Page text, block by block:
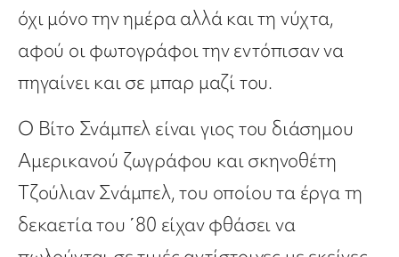
όχι μόνο την ημέρα αλλά και τη νύχτα,
αφού οι φωτογράφοι την εντόπισαν να
πηγαίνει και σε μπαρ μαζί του.
Ο Βίτο Σνάμπελ είναι γιος του διάσημου
Αμερικανού ζωγράφου και σκηνοθέτη
Τζούλιαν Σνάμπελ, του οποίου τα έργα τη
δεκαετία του ΄80 είχαν φθάσει να